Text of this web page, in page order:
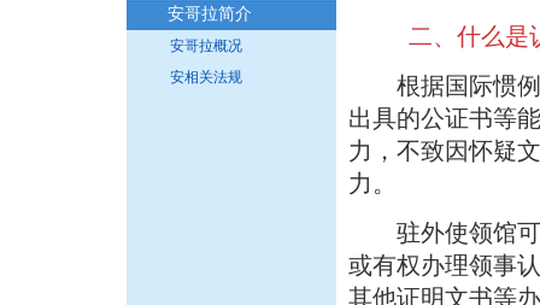
安哥拉简介
安哥拉概况
安相关法规
二、什么是
根据国际惯例
出具的公证书等
力，不致因怀疑
力。
驻外使领馆可
或有权办理领事
其他证明文书等